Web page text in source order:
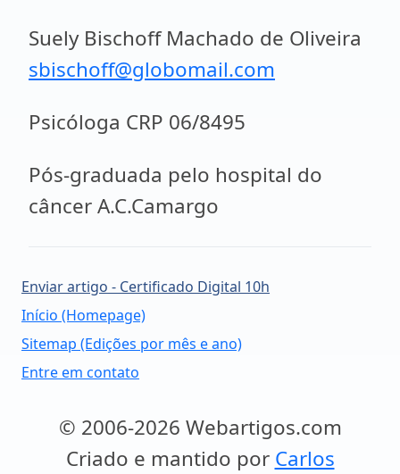
Suely Bischoff Machado de Oliveira
sbischoff@globomail.com
Psicóloga CRP 06/8495
Pós-graduada pelo hospital do
câncer A.C.Camargo
Enviar artigo - Certificado Digital 10h
Início (Homepage)
Sitemap (Edições por mês e ano)
Entre em contato
© 2006-2026 Webartigos.com
Criado e mantido por Carlos